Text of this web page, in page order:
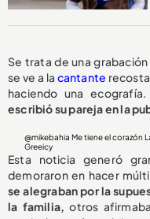
Se trata de una
se ve a la cantante
haciendo una ecografía.
escribió su pareja en la
@mikebahia Me tiene el corazón
Greeicy
Esta noticia generó
demoraron en hacer
se alegraban por la
la familia,otros